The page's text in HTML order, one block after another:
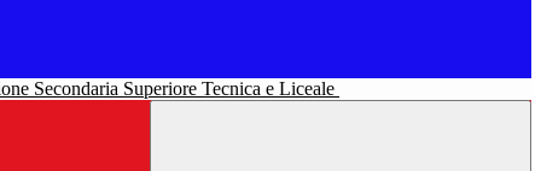
Secondaria Superiore Tecnica e Liceale